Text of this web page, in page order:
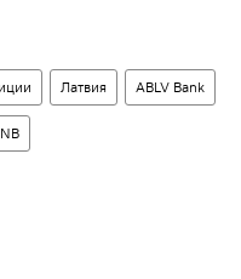
Латвия ABLV Bank